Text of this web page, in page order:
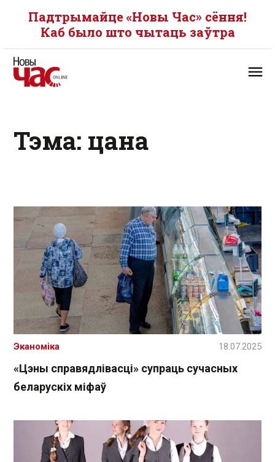
Падтрымайце «Новы Час» сёння!
Каб было што чытаць заўтра
Тэма: цана
«Цэны справядлівасці» супраць сучасных
беларускіх міфаў
Эканоміка 18.07.2025